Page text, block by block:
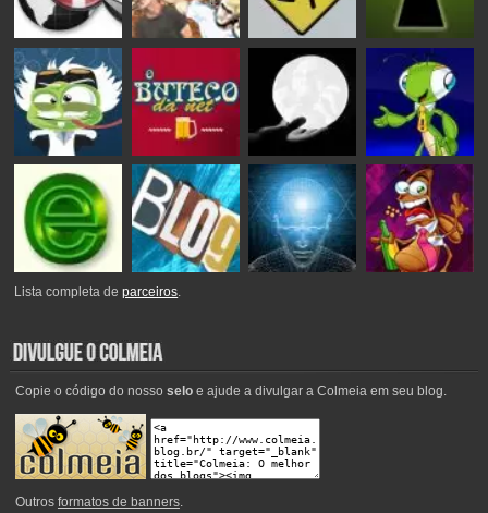
Lista completa deparceiros.
Copie o código do nosso seloe ajude a divulgar a Colmeia em seu blog.
Outros formatos de banners.